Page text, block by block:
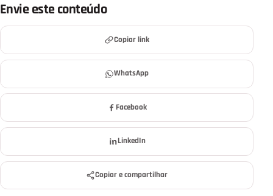
Envie este conteúdo
Copiar link
WhatsApp
Facebook
LinkedIn
Copiar e compartilhar